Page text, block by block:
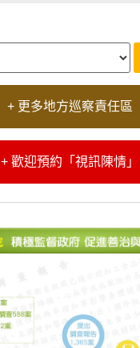
+ 更多地方巡察責任區
+ 歡迎預約「視訊陳情」